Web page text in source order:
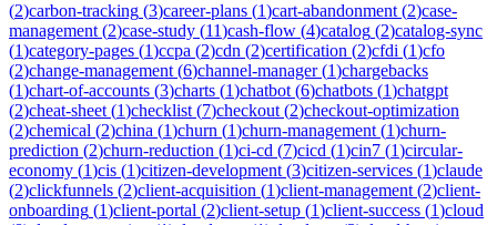
(2)carbon-tracking (3)career-plans (1)cart-abandonment (2)case-
management (2)case-study (11)cash-flow (4)catalog (2)catalog-sync
(1)category-pages (1)ccpa (2)cdn (2)certification (2)cfdi (1)cfo
(2)change-management (6)channel-manager(1)chargebacks
(1)chart-of-accounts (3)charts (1)chatbot (6)chatbots (1)chatgpt
(2)cheat-sheet (1)checklist (7)checkout (2)checkout-optimization
(2)chemical (2)china (1)churn (1)churn-management (1)churn-
prediction (2)churn-reduction (1)ci-cd (7)cicd (1)cin7 (1)circular-
economy (1)cis (1)citizen-development (3)citizen-services (1)claude
(2)clickfunnels (2)client-acquisition (1)client-management (2)client-
onboarding (1)client-portal (2)client-setup (1)client-success (1)cloud